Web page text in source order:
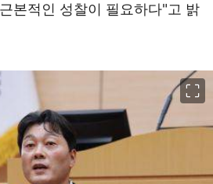
본적인 성찰이 필요하다"고 밝